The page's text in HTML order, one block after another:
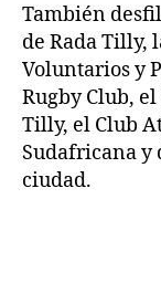
También
de Rada Tilly,
Voluntarios y
Rugby Club,
Tilly, el Club
Sudafricana y
ciudad.